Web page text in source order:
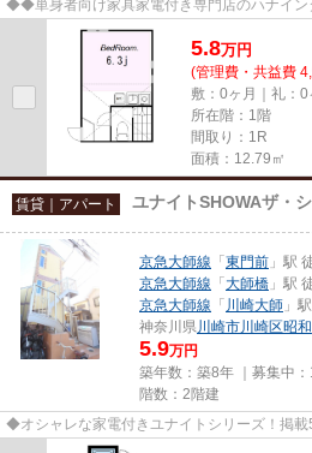
◆◆単身者向け家具家電付き専門店のハナイ
5.8万円
(管理費・共益費
敷：0ヶ月｜礼：0
所在階：1階
間取り：1R
面積：12.79㎡
賃貸｜アパート ユナイトSHOWAザ・
京急大師線 「 東門前 」駅
京急大師線 「 大師橋 」駅
京急大師線 「 川崎大師 」
神奈川県川崎市川崎区昭和
5.9万円
築年数：築8年 ｜募集中：
階数：2階建
◆オシャレな家電付きユナイトシリーズ！掲